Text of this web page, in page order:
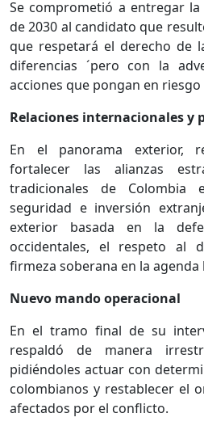
Se comprometió a entregar
de 2030 al candidato que
que respetará el derecho de
diferencias ´pero con la
acciones que pongan en
Relaciones internacionales y
En el panorama exterior,
fortalecer las alianzas
tradicionales de Colombia
seguridad e inversión
exterior basada en la
occidentales, el respeto al
firmeza soberana en la agenda
Nuevo mando operacional
En el tramo final de su
respaldó de manera
pidiéndoles actuar con
colombianos y restablecer el
afectados por el conflicto.